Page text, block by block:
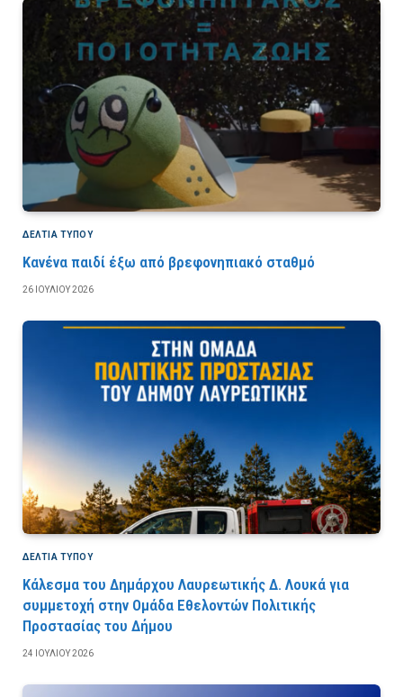
ΔΕΛΤΙΑ ΤΥΠΟΥ
Κανένα παιδί έξω από βρεφονηπιακό σταθμό
26 ΙΟΥΛΊΟΥ 2026
ΔΕΛΤΙΑ ΤΥΠΟΥ
Κάλεσμα του Δημάρχου Λαυρεωτικής Δ. Λουκά για
συμμετοχή στην Ομάδα Εθελοντών Πολιτικής
Προστασίας του Δήμου
24 ΙΟΥΛΊΟΥ 2026